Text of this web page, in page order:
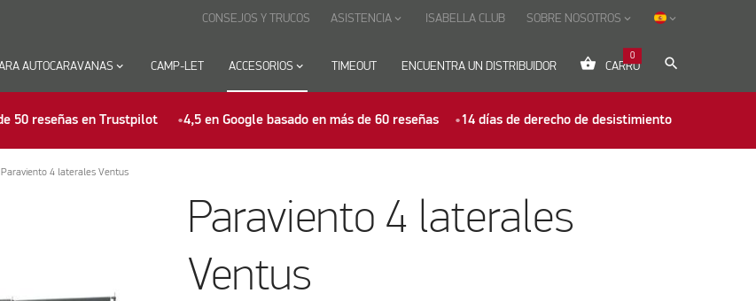
AUTOCARAVANASkeyboard_arrow_down CAMP-LET ACCESORIOS keyboard_arrow_down TIMEOUT ENCUENTRA UN DISTRIBUIDOR shopping_basket CARRO
0
search
CONSEJOS Y TRUCOS ASISTENCIA keyboard_arrow_down ISABELLA CLUB SOBRE NOSOTROS keyboard_arrow_down keyboard_arrow_down
50 reseñas en Trustpilot 4,5 en Google basado en más de 60 reseñas 14 días de derecho de desistimiento
Paraviento 4 laterales Ventus
Paraviento 4 laterales
Ventus